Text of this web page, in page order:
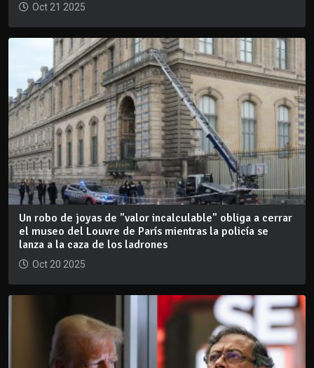
Oct 21 2025
Un robo de joyas de "valor incalculable" obliga a cerrar
el museo del Louvre de París mientras la policía se
lanza a la caza de los ladrones
Oct 20 2025